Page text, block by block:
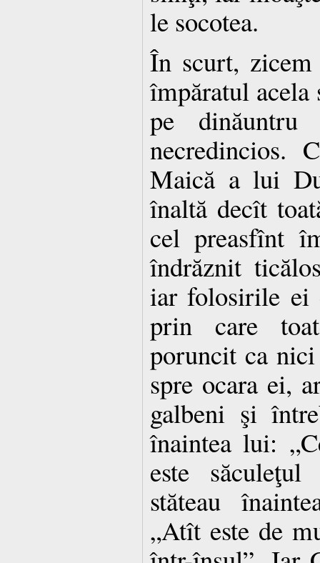
le socotea.
În scurt,
împăratul acela
pe
necredincios.
Maică a lui
înaltă decît
cel preasfînt
îndrăznit
iar folosirile ei
prin care
poruncit ca nici
spre ocara ei,
galbeni şi
înaintea lui:
este
stăteau
„Atît este de